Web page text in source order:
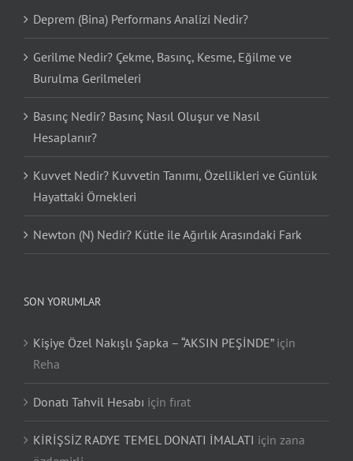
Deprem (Bina) Performans Analizi Nedir?
Gerilme Nedir? Çekme, Basınç, Kesme, Eğilme ve
Burulma Gerilmeleri
Basınç Nedir? Basınç Nasıl Oluşur ve Nasıl
Hesaplanır?
Kuvvet Nedir? Kuvvetin Tanımı, Özellikleri ve Günlük
Hayattaki Örnekleri
Newton (N) Nedir? Kütle ile Ağırlık Arasındaki Fark
SON YORUMLAR
Kişiye Özel Nakışlı Şapka – “AKSIN PEŞİNDE”için
Reha
Donatı Tahvil Hesabı için fırat
KİRİŞSİZ RADYE TEMEL DONATI İMALATI için zana